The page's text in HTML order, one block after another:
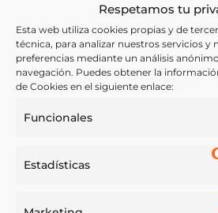
Respetamos tu
Esta web utiliza cookies propias y de
técnica, para analizar nuestros servicios y
preferencias mediante un análisis
navegación. Puedes obtener la
de Cookies en el siguiente enlace:
Funcionales
Estadísticas
hierbas.- Cap LXXXIII De los
Otras ediciones:
Madrid, Imprenta de la Real